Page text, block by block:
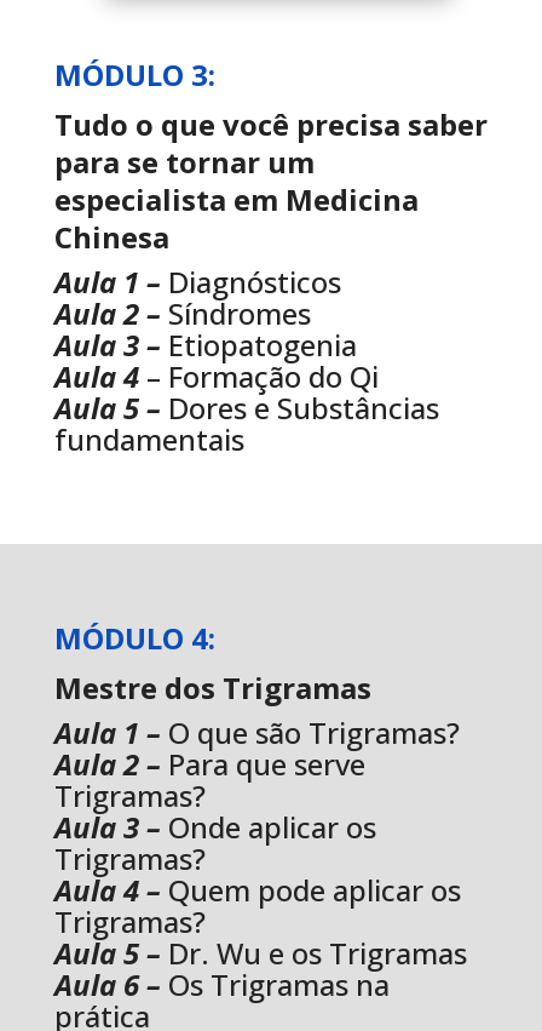
MÓDULO 3:
Tudo o que você precisa saber
para se tornar um
especialista em Medicina
Chinesa
Aula 1 – Diagnósticos
Aula 2 – Síndromes
Aula 3 – Etiopatogenia
Aula 4– Formação do Qi
Aula 5 – Dores e Substâncias
fundamentais
MÓDULO 4:
Mestre dos Trigramas
Aula 1 – O que são Trigramas?
Aula 2 – Para que serve
Trigramas?
Aula 3 – Onde aplicar os
Trigramas?
Aula 4 – Quem pode aplicar os
Trigramas?
Aula 5 – Dr. Wu e os Trigramas
Aula 6 – Os Trigramas na
prática